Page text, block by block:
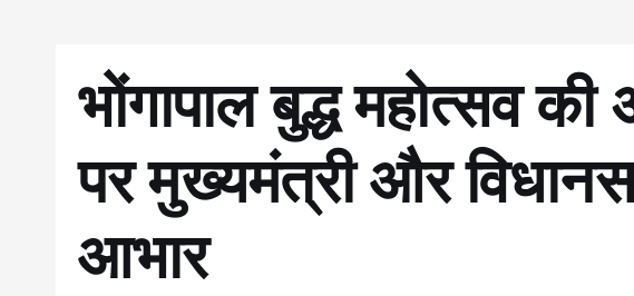
भोंगापाल बुद्ध महोत्सव
पर मुख्यमंत्री और
आभार